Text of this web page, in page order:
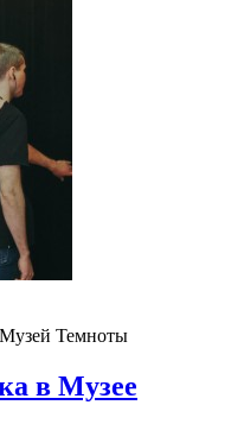
Музей Темноты
в Музее